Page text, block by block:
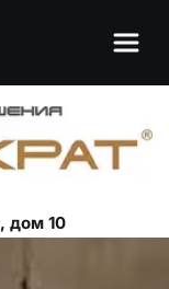
дом 10